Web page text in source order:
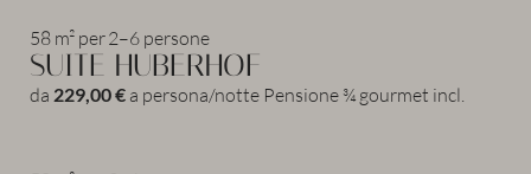
In famiglia
58 m² per2–6 persone
SUITE HUBERHOF
da 229,00 € a persona/notte Pensione ¾ gourmet incl.